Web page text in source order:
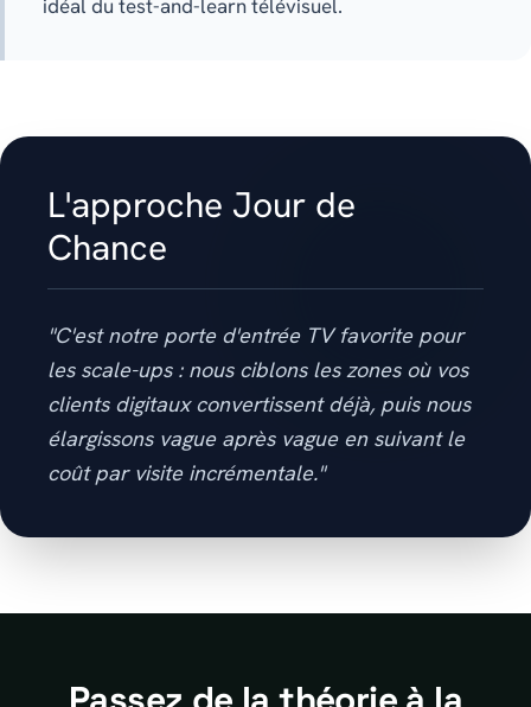
idéal du test-and-learn télévisuel.
L'approche Jour de
Chance
"C'est notre porte d'entrée TV favorite pour
les scale-ups : nous ciblons les zones où vos
clients digitaux convertissent déjà, puis nous
élargissons vague après vague en suivant le
coût par visite incrémentale."